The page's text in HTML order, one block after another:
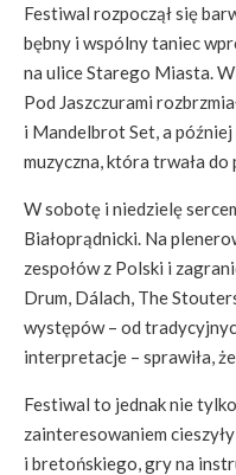
Festiwal rozpoczął się
bębny i wspólny taniec
na ulice Starego Miasta.
Pod Jaszczurami
i Mandelbrot Set, a
muzyczna, która trwała do
W sobotę i niedzielę
Białoprądnicki. Na
zespołów z Polski i
Drum, Dálach, The
występów – od
interpretacje – sprawiła,
Festiwal to jednak nie
zainteresowaniem
i bretońskiego, gry na